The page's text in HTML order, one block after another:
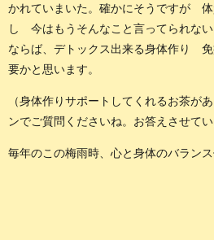
かれていまいた。確かにそうですが
し 今はもうそんなこと言ってられない
ならば、デトックス出来る身体作り
要かと思います。
（身体作りサポートしてくれるお茶が
ンでご質問くださいね。お答えさせてい
毎年のこの梅雨時、心と身体のバラン